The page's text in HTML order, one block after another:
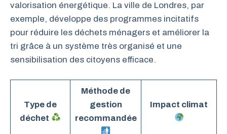
valorisation énergétique. La ville de Londres, par
exemple, développe des programmes incitatifs
pour réduire les déchets ménagers et améliorer la
tri grâce à un système très organisé et une
sensibilisation des citoyens efficace.
Type de
déchet
Méthode de
gestion
recommandée
Impact climat